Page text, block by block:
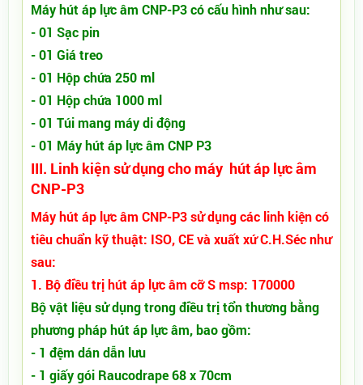
Máy hút áp lực âm CNP-P3 có cấu hình như sau:
- 01 Sạc pin
- 01 Giá treo
- 01 Hộp chứa 250 ml
- 01 Hộp chứa 1000 ml
- 01 Túi mang máy di động
- 01 Máy hút áp lực âm CNP P3
III. Linh kiện sử dụng cho máy hút áp lực âm
CNP-P3
Máy hút áp lực âm CNP-P3 sử dụng các linh kiện có
tiêu chuẩn kỹ thuật: ISO, CE và xuất xứ C.H.Séc như
sau:
1. Bộ điều trị hút áp lực âm cỡ S msp: 170000
Bộ vật liệu sử dụng trong điều trị tổn thương bằng
phương pháp hút áp lực âm, bao gồm:
- 1 đệm dán dẫn lưu
- 1 giấy gói Raucodrape 68 x 70cm